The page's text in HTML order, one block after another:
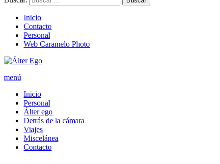
Inicio
Contacto
Personal
Web Caramelo Photo
menú
Inicio
Personal
Álter ego
Detrás de la cámara
Viajes
Miscelánea
Contacto